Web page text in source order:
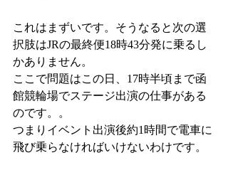
これはまずいです。そうなると次の選
択肢はJRの最終便18時43分発に乗るし
かありません。
ここで問題はこの日、17時半頃まで函
館競輪場でステージ出演の仕事がある
のです。。
つまりイベント出演後約1時間で電車に
飛び乗らなければいけないわけです。